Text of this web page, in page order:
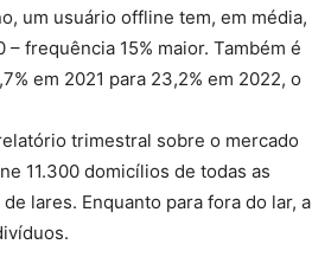
um usuário offline tem, em média,
frequência 15% maior. Também é
em 2021 para 23,2% em 2022, o
trimestral sobre o mercado
11.300 domicílios de todas as
lares. Enquanto para fora do lar, a